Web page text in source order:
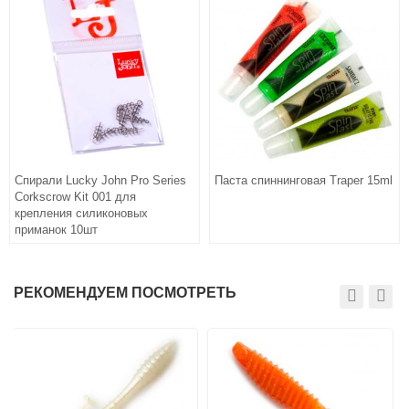
Спирали Lucky John Pro Series
Corkscrow Kit 001 для
крепления силиконовых
приманок 10шт
Паста спиннинговая Traper 15ml
РЕКОМЕНДУЕМ ПОСМОТРЕТЬ